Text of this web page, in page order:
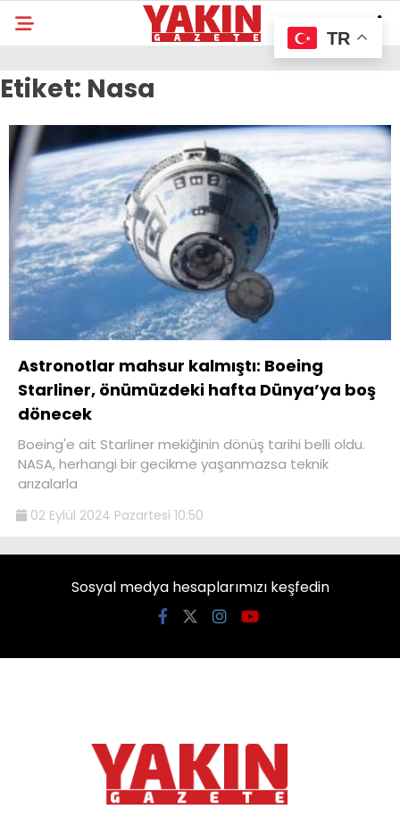
Etiket: Nasa
Astronotlar mahsur kalmıştı: Boeing
Starliner, önümüzdeki hafta Dünya’ya boş
dönecek
Boeing'e ait Starliner mekiğinin dönüş tarihi belli oldu.
NASA, herhangi bir gecikme yaşanmazsa teknik
arızalarla
02 Eylül 2024 Pazartesi 10:50
Sosyal medya hesaplarımızı keşfedin
TR